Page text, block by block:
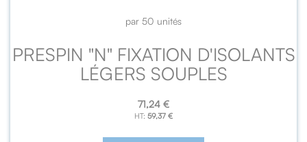
par 50 unités
PRESPIN "N" FIXATION D'ISOLANTS
LÉGERS SOUPLES
71,24 €
59,37 €